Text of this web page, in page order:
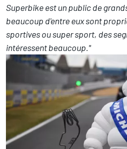
Superbike est un public de
beaucoup d'entre eux sont
sportives ou super sport, des
intéressent beaucoup."